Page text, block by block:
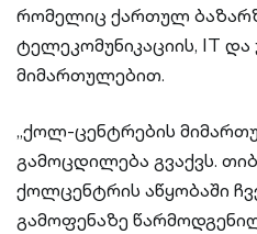
რომელიც ქართულ
ტელეკომუნიკაციის, IT
მიმართულებით.
„ქოლ-ცენტრების
გამოცდილება გვაქვს.
ქოლცენტრის აწყობაში
გამოფენაზე